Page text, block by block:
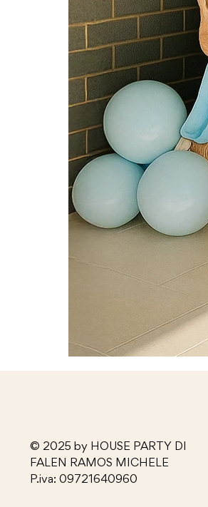
© 2025 by HOUSE PARTY DI
FALEN RAMOS MICHELE
P.iva: 09721640960